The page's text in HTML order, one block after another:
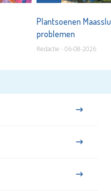
Plantsoenen
problemen
Redactie - 06-08-2026